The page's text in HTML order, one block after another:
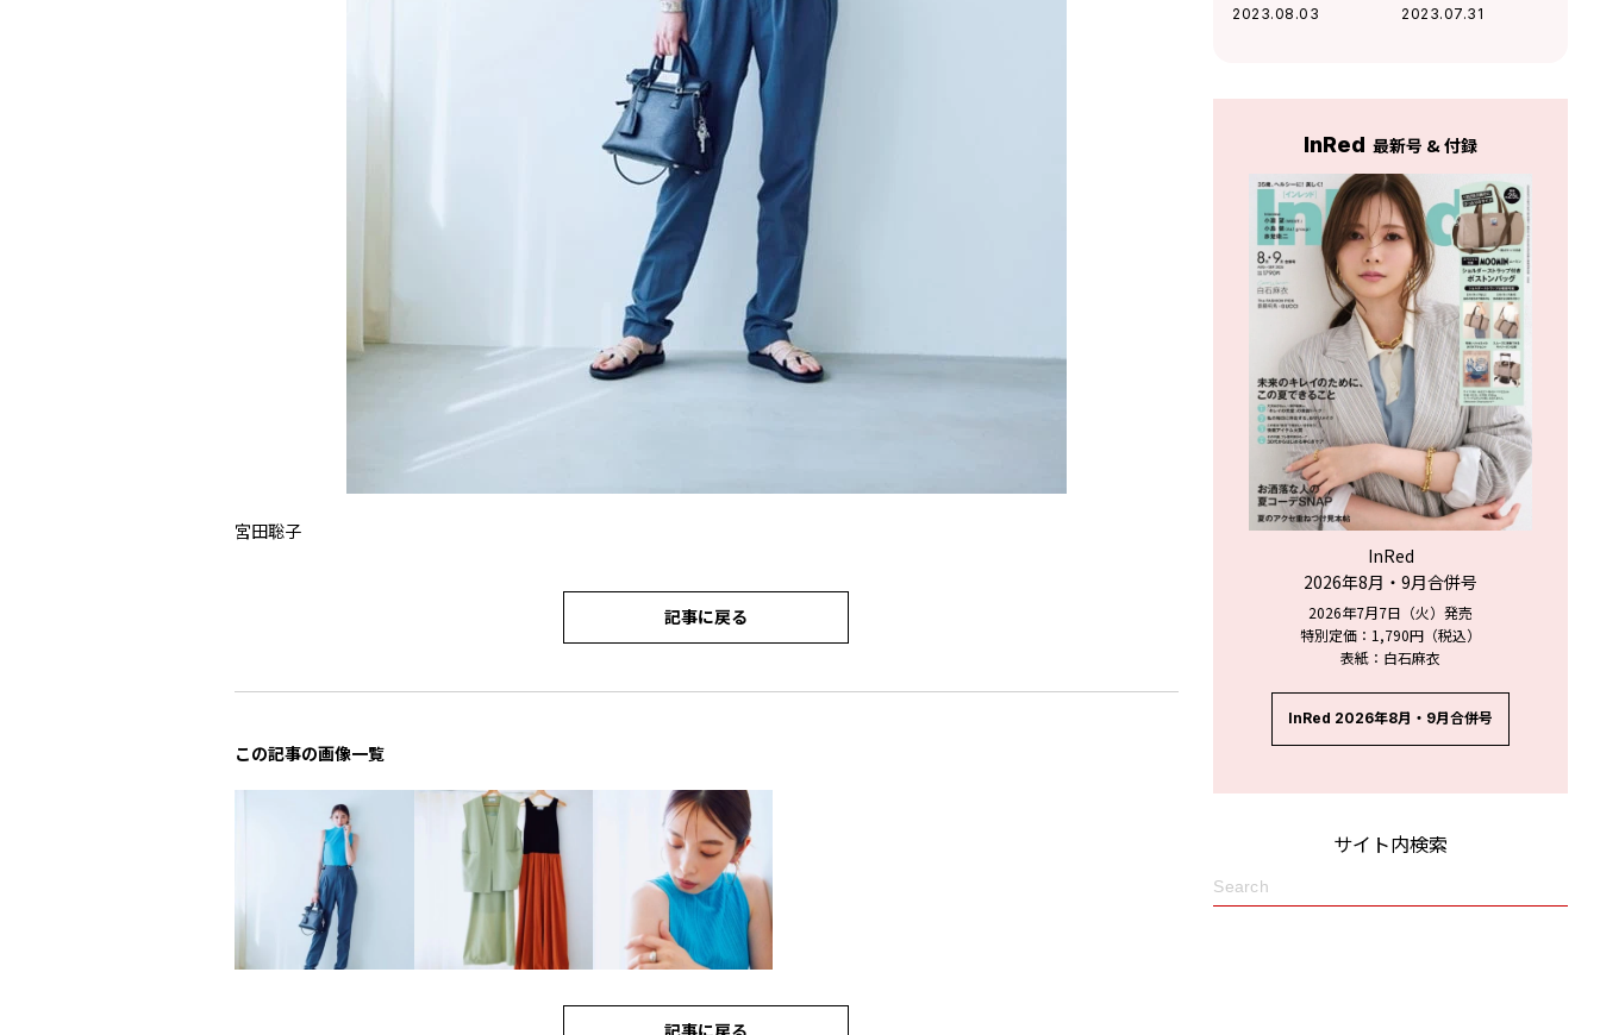
宮田聡子
記事に戻る
この記事の画像一覧
記事に戻る
ルを大人っぽく”
2023.08.03 2023.07.31
InRed 最新号 & 付録
InRed
2026年8月・9月合併号
2026年7月7日（火）発売
特別定価：1,790円（税込）
表紙：白石麻衣
InRed 2026年8月・9月合併号
サイト内検索